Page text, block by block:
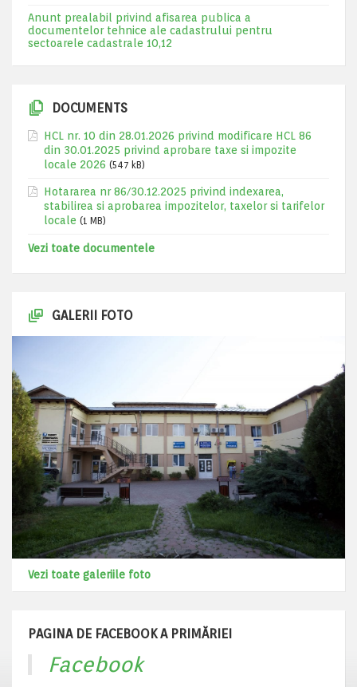
Anunt prealabil privind afisarea publica a
documentelor tehnice ale cadastrului pentru
sectoarele cadastrale 10,12
DOCUMENTS
HCL nr. 10 din 28.01.2026 privind modificare HCL 86
din 30.01.2025 privind aprobare taxe si impozite
locale 2026 (547 kB)
Hotararea nr 86/30.12.2025 privind indexarea,
stabilirea si aprobarea impozitelor, taxelor si tarifelor
locale (1 MB)
Vezi toate documentele
GALERII FOTO
Vezi toate galeriile foto
PAGINA DE FACEBOOK A PRIMĂRIEI
Facebook